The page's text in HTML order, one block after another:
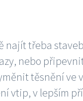
najít třeba
nebo
těsnění ve
vtip, v lepším